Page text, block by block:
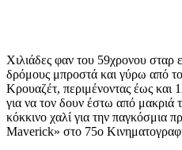
Χιλιάδες φαν του 59χρονου σταρ
δρόμους μπροστά και γύρω από
Κρουαζέτ, περιμένοντας έως και
για να τον δουν έστω από μακριά
κόκκινο χαλί για την παγκόσμια
Maverick» στο 75ο